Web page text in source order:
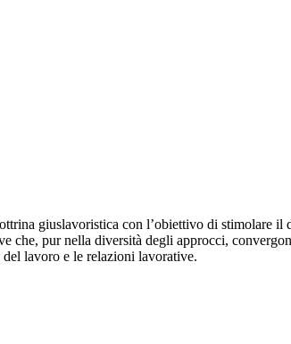
giuslavoristica con l’obiettivo di stimolare il
pur nella diversità degli approcci,
lavoro e le relazioni lavorative.